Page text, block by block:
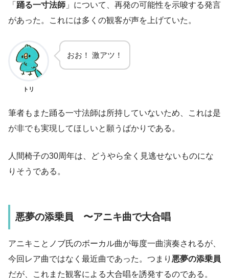
「 踊る一寸法師 」について、再発の可能性を示唆する発言
があった。これには多くの観客が声を上げていた。
トリ
おお！ 激アツ！
筆者もまた踊る一寸法師は所持していないため、これは是
が非でも実現してほしいと願うばかりである。
人間椅子の30周年は、どうやら全く見逃せないものにな
りそうである。
悪夢の添乗員 〜アニキ曲で大合唱
アニキことノブ氏のボーカル曲が毎度一曲演奏されるが、
今回レア曲ではなく最近曲であった。つまり 悪夢の添乗員
だが、これまた観客による大合唱を誘発するのである。